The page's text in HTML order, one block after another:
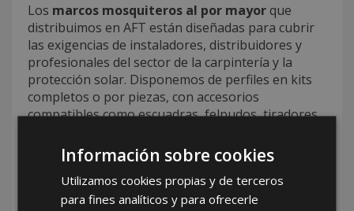
Los marcos mosquiteros al por mayorque
distribuimos en AFT están diseñadas para cubrir
las exigencias de instaladores, distribuidores y
profesionales del sector de la carpintería y la
protección solar. Disponemos de perfiles en kits
completos o por piezas, con accesorios
compatibles como escuadras, felpudos, tiradores
catálogo de marcos mosquiteros al por mayor
está pensado para facilitar un montaje rápido, sin
necesidad de herramientas complejas, lo que
agiliza la instalación y reduce tiempos en obra.
Información sobre cookies
Utilizamos cookies propias y de terceros
para fines analíticos y para ofrecerle